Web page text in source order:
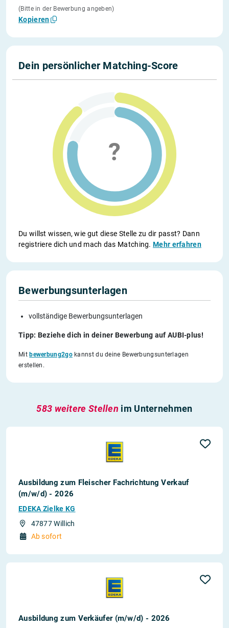
(Bitte in der Bewerbung angeben)
Kopieren
Dein persönlicher Matching-Score
Du willst wissen, wie gut diese Stelle zu dir passt? Dann
registriere dich und mach das Matching.Mehr erfahren
Bewerbungsunterlagen
vollständige Bewerbungsunterlagen
Tipp: Beziehe dich in deiner Bewerbung auf AUBI-plus!
Mitbewerbung2gokannst du deine Bewerbungsunterlagen
erstellen.
583 weitere Stellen im Unternehmen
Ausbildung zum Fleischer Fachrichtung Verkauf
(m/w/d) - 2026
EDEKA Zielke KG
47877 Willich
Ab sofort
Ausbildung zum Verkäufer (m/w/d) - 2026